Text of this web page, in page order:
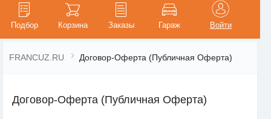
Подбор Корзина Заказы Гараж Войти
FRANCUZ.RU Договор-Оферта (Публичная Оферта)
Договор-Оферта (Публичная Оферта)